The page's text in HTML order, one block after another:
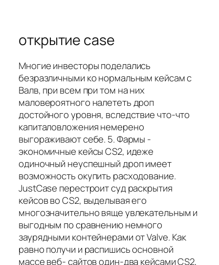
открытие case
Многие инвесторы поделались
безразличными ко нормальным кейсам с
Валв, при всем при том на них
маловероятного налететь дроп
достойного уровня, вследствие что-что
капиталовложения немерено
выгораживают себе. 5. Фармы -
экономичные кейсы CS2, идеже
одиночный неуспешный дроп имеет
возможность окупить расходование.
JustCase перестроит суд раскрытия
кейсов во CS2, выделывая его
многозначительно вяще увлекательным и
выгодным по сравнению немного
заурядными контейнерами от Valve. Как
равно получи и распишись основной
массе веб- сайтов один-два кейсами CS2,